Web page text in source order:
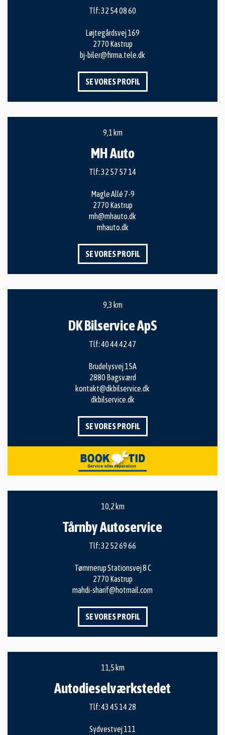
Tlf:32 54 08 60
Løjtegårdsvej 169
2770 Kastrup
bj-biler@firma.tele.dk
SE VORES PROFIL
9,1 km
MH Auto
Tlf:32 57 57 14
Magle Allé 7-9
2770 Kastrup
mh@mhauto.dk
mhauto.dk
SE VORES PROFIL
9,3 km
DK Bilservice ApS
Tlf:40 44 42 47
Brudelysvej 15A
2880 Bagsværd
kontakt@dkbilservice.dk
dkbilservice.dk
SE VORES PROFIL
10,2 km
Tårnby Autoservice
Tlf:32 52 69 66
Tømmerup Stationsvej 8 C
2770 Kastrup
mahdi-sharif@hotmail.com
SE VORES PROFIL
11,5 km
Autodieselværkstedet
Tlf:43 45 14 28
Sydvestvej 111